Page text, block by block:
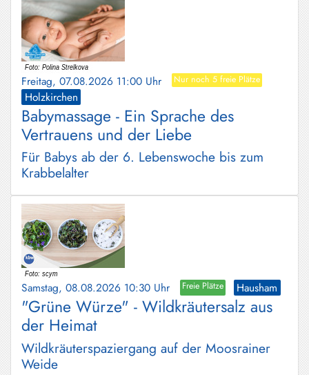
Freitag, 07.08.2026 11:00 Uhr Nur noch 5 freie Plätze
Holzkirchen
Babymassage - Ein Sprache des
Vertrauens und der Liebe
Für Babys ab der 6. Lebenswoche bis zum
Krabbelalter
Samstag, 08.08.2026 10:30 Uhr Freie Plätze Hausham
"Grüne Würze" - Wildkräutersalz aus
der Heimat
Wildkräuterspaziergang auf der Moosrainer
Weide